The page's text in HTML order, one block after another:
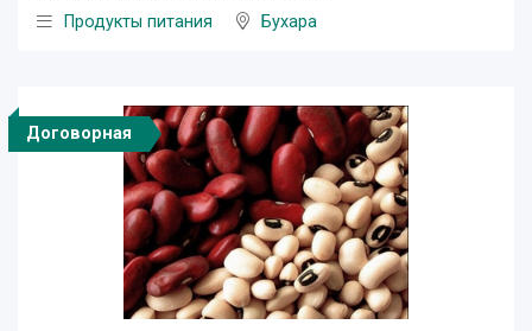
Продукты питания
Бухара
Договорная